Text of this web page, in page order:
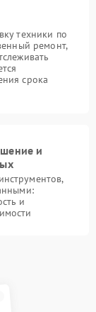
техники по
ремонт,
срока
и
и